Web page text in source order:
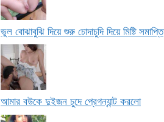
ভুল বোঝাবুঝি দিয়ে শুরু চোদাচুদি দিয়ে মিষ্টি সমাপ্তি
আমার বউকে দুইজন চুদে প্রেগন্যান্ট করলো